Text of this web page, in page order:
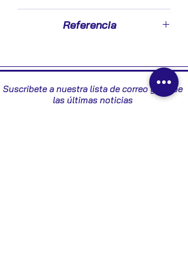
Referencia
Suscribete a nuestra lista de correo y recibe
las últimas noticias